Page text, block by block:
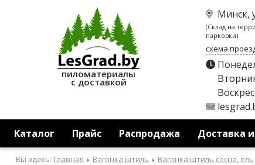
пиломатериалы
с доставкой
Минск,
(Склад на
парковки)
схема
Каталог Прайс Распродажа Доставка
Вы здесь: Главная Вагонка штиль Вагонка штиль сосна, ель